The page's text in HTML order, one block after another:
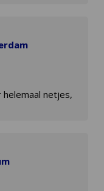
helemaal netjes,